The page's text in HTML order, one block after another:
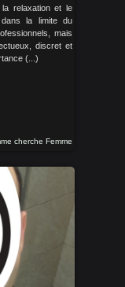
relaxation et le
la limite du
mais
discret et
(...)
cherche Femme